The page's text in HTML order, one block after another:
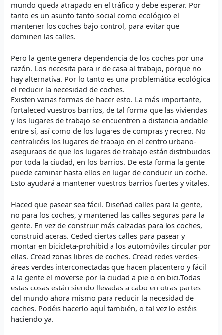
mundo queda atrapado en el tráfico y debe esperar. Por
tanto es un asunto tanto social como ecológico el
mantener los coches bajo control, para evitar que
dominen las calles.
Pero la gente genera dependencia de los coches por una
razón. Los necesita para ir de casa al trabajo, porque no
hay alternativa. Por lo tanto es una problemática ecológica
el reducir la necesidad de coches.
Existen varias formas de hacer esto. La más importante,
fortaleced vuestros barrios, de tal forma que las viviendas
y los lugares de trabajo se encuentren a distancia andable
entre sí, así como de los lugares de compras y recreo. No
centralicéis los lugares de trabajo en el centro urbano-
aseguraos de que los lugares de trabajo están distribuidos
por toda la ciudad, en los barrios. De esta forma la gente
puede caminar hasta ellos en lugar de conducir un coche.
Esto ayudará a mantener vuestros barrios fuertes y vitales.
Haced que pasear sea fácil. Diseñad calles para la gente,
no para los coches, y mantened las calles seguras para la
gente. En vez de construir más calzadas para los coches,
construid aceras. Ceded ciertas calles para pasear y
montar en bicicleta-prohibid a los automóviles circular por
ellas. Cread zonas libres de coches. Cread redes verdes-
áreas verdes interconectadas que hacen placentero y fácil
a la gente el moverse por la ciudad a pie o en bici.Todas
estas cosas están siendo llevadas a cabo en otras partes
del mundo ahora mismo para reducir la necesidad de
coches. Podéis hacerlo aquí también, o tal vez lo estéis
haciendo ya.